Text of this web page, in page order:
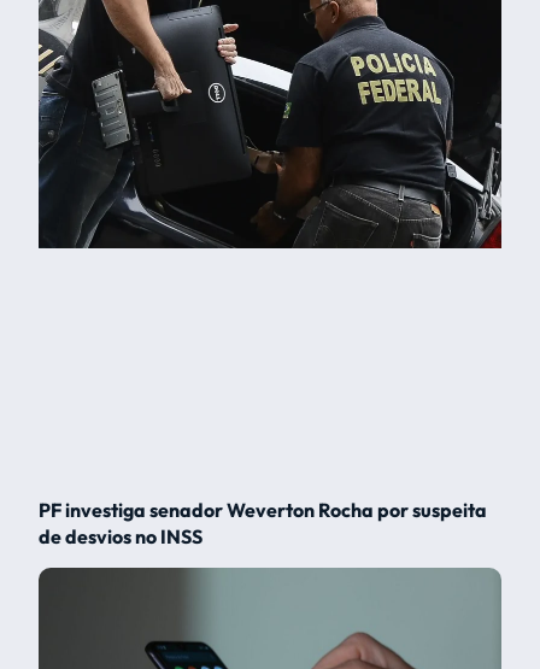
PF investiga senador Weverton Rocha por suspeita
de desvios no INSS